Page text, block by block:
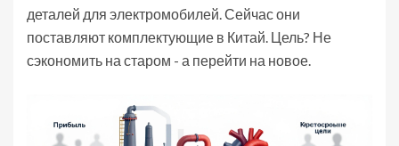
деталей для электромобилей. Сейчас они
поставляют комплектующие в Китай. Цель? Не
сэкономить на старом - а перейти на новое.